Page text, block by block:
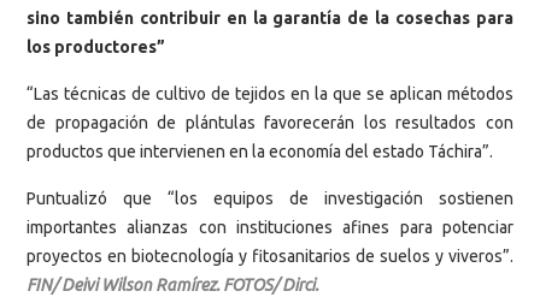
sino también contribuir en la garantía de la cosechas para
los productores”
“Las técnicas de cultivo de tejidos en la que se aplican métodos
de propagación de plántulas favorecerán los resultados con
productos que intervienen en la economía del estado Táchira”.
Puntualizó que “los equipos de investigación sostienen
importantes alianzas con instituciones afines para potenciar
proyectos en biotecnología y fitosanitarios de suelos y viveros”.
FIN/ Deivi Wilson Ramírez. FOTOS/ Dirci.